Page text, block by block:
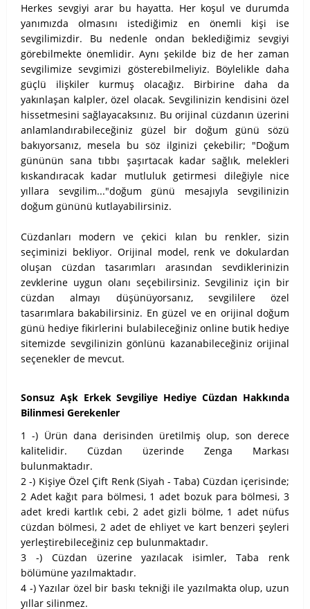
Herkes sevgiyi arar bu hayatta. Her koşul ve durumda
yanımızda olmasını istediğimiz en önemli kişi ise
sevgilimizdir. Bu nedenle ondan beklediğimiz sevgiyi
görebilmekte önemlidir. Aynı şekilde biz de her zaman
sevgilimize sevgimizi gösterebilmeliyiz. Böylelikle daha
güçlü ilişkiler kurmuş olacağız. Birbirine daha da
yakınlaşan kalpler, özel olacak. Sevgilinizin kendisini özel
hissetmesini sağlayacaksınız. Bu orijinal cüzdanın üzerini
anlamlandırabileceğiniz güzel bir doğum günü sözü
bakıyorsanız, mesela bu söz ilginizi çekebilir; "Doğum
gününün sana tıbbı şaşırtacak kadar sağlık, melekleri
kıskandıracak kadar mutluluk getirmesi dileğiyle nice
yıllara sevgilim..."doğum günü mesajıyla sevgilinizin
doğum gününü kutlayabilirsiniz.
Cüzdanları modern ve çekici kılan bu renkler, sizin
seçiminizi bekliyor. Orijinal model, renk ve dokulardan
oluşan cüzdan tasarımları arasından sevdiklerinizin
zevklerine uygun olanı seçebilirsiniz. Sevgiliniz için bir
cüzdan almayı düşünüyorsanız, sevgililere özel
tasarımlara bakabilirsiniz. En güzel ve en orijinal doğum
günü hediye fikirlerini bulabileceğiniz online butik hediye
sitemizde sevgilinizin gönlünü kazanabileceğiniz orijinal
seçenekler de mevcut.
Sonsuz Aşk Erkek Sevgiliye Hediye Cüzdan Hakkında
Bilinmesi Gerekenler
1 -) Ürün dana derisinden üretilmiş olup, son derece
kalitelidir. Cüzdan üzerinde Zenga Markası
bulunmaktadır.
2 -) Kişiye Özel Çift Renk (Siyah - Taba) Cüzdan içerisinde;
2 Adet kağıt para bölmesi, 1 adet bozuk para bölmesi, 3
adet kredi kartlık cebi, 2 adet gizli bölme, 1 adet nüfus
cüzdan bölmesi, 2 adet de ehliyet ve kart benzeri şeyleri
yerleştirebileceğiniz cep bulunmaktadır.
3 -) Cüzdan üzerine yazılacak isimler, Taba renk
bölümüne yazılmaktadır.
4 -) Yazılar özel bir baskı tekniği ile yazılmakta olup, uzun
yıllar silinmez.